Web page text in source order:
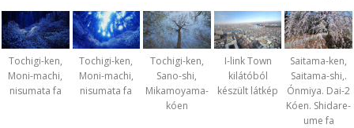
Tochigi-ken,
Moni-machi,
nisumata fa
Tochigi-ken,
Moni-machi,
nisumata fa
Tochigi-ken,
Sano-shi,
Mikamoyama-
kóen
I-link Town
kilátóból
készült látkép
Saitama-ken,
Saitama-shi,.
Ónmiya. Dai-2
Kóen. Shidare-
ume fa